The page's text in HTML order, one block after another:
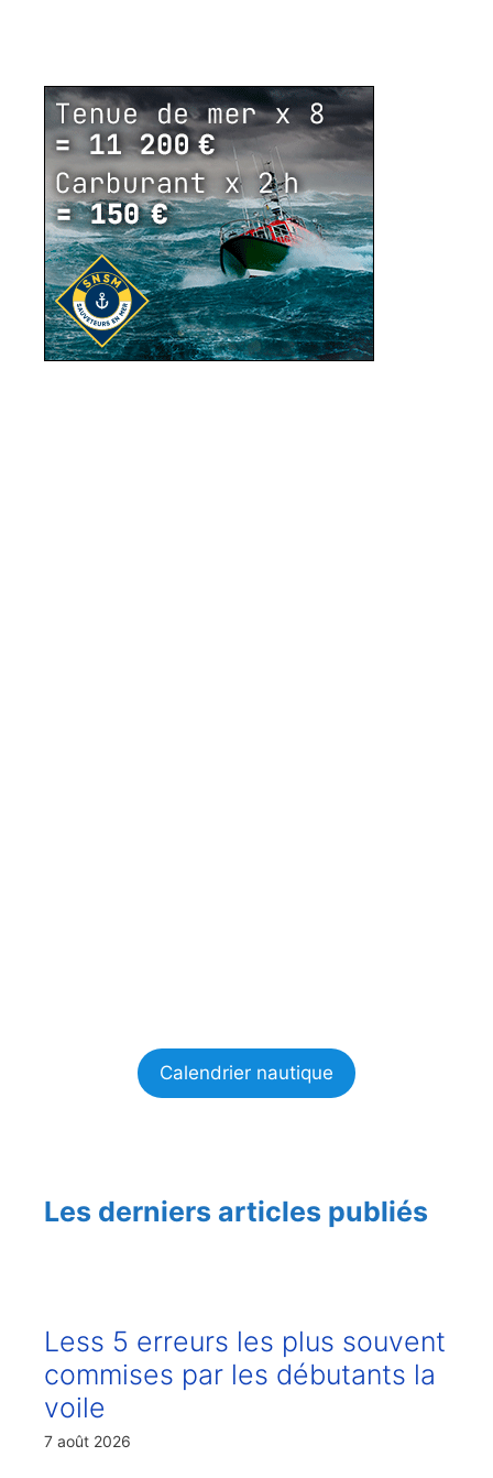
Calendrier nautique
Les derniers articles publiés
Less 5 erreurs les plus souvent
commises par les débutants la
voile
7 août 2026